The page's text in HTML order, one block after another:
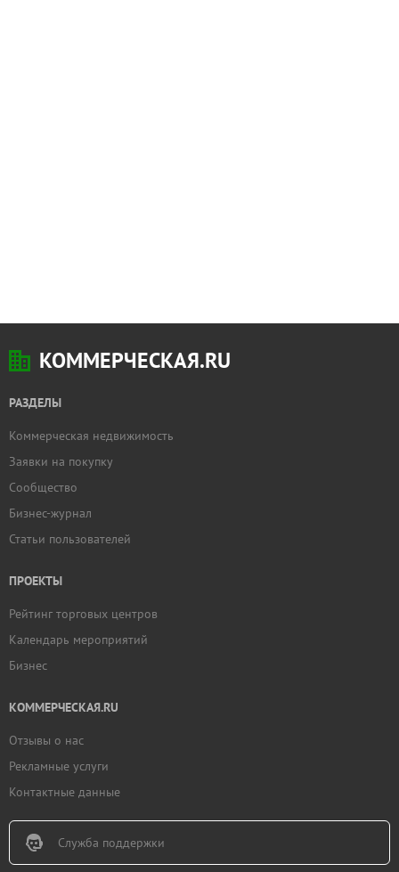
КОММЕРЧЕСКАЯ.RU
РАЗДЕЛЫ
Коммерческая недвижимость
Заявки на покупку
Сообщество
Бизнес-журнал
Статьи пользователей
ПРОЕКТЫ
Рейтинг торговых центров
Календарь мероприятий
Бизнес
КОММЕРЧЕСКАЯ.RU
Отзывы о нас
Рекламные услуги
Контактные данные
Служба поддержки